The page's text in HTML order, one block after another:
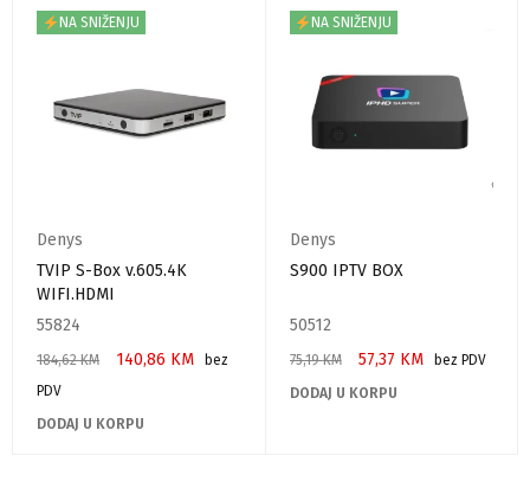
NA SNIŽENJU
Denys
TVIP S-Box v.605.4K
WIFI.HDMI
55824
184,62KM 140,86 KM
bez
PDV
DODAJ U KORPU
NA SNIŽENJU
Denys
S900 IPTV BOX
50512
75,19KM 57,37 KM
bez PDV
DODAJ U KORPU